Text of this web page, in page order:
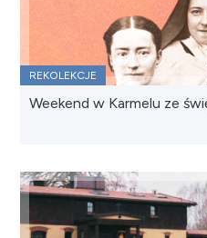
REKOLEKCJE
Weekend w Karmelu ze